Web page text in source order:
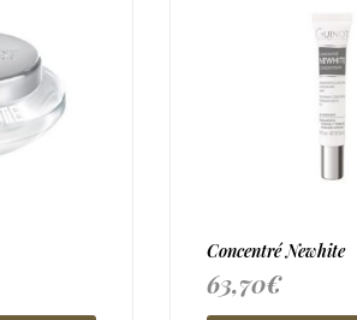
Concentré Newhite
63,70€